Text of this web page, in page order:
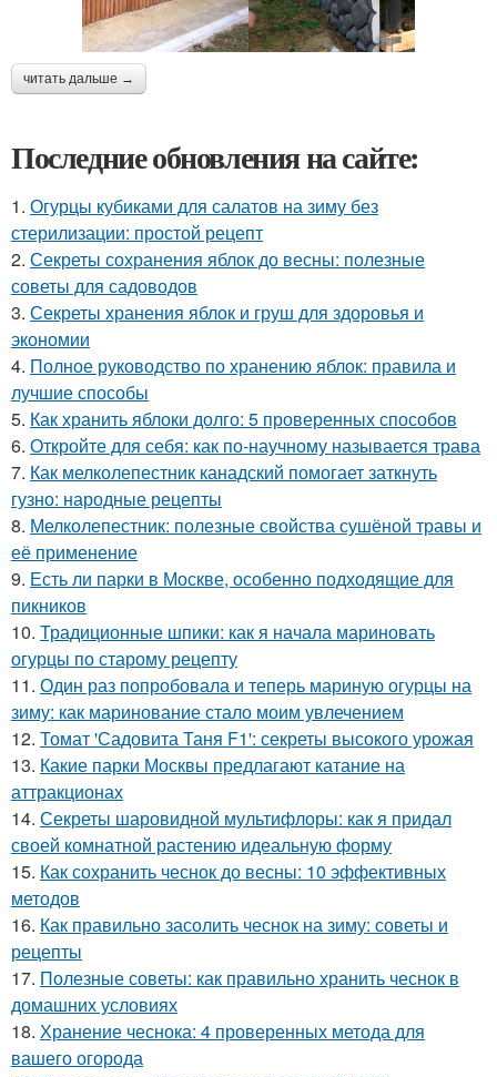
читать дальше →
Последние обновления на сайте:
1. Огурцы кубиками для салатов на зиму без
стерилизации: простой рецепт
2. Секреты сохранения яблок до весны: полезные
советы для садоводов
3. Секреты хранения яблок и груш для здоровья и
экономии
4. Полное руководство по хранению яблок: правила и
лучшие способы
5. Как хранить яблоки долго: 5 проверенных способов
6. Откройте для себя: как по-научному называется трава
7. Как мелколепестник канадский помогает заткнуть
гузно: народные рецепты
8. Мелколепестник: полезные свойства сушёной травы и
её применение
9. Есть ли парки в Москве, особенно подходящие для
пикников
10. Традиционные шпики: как я начала мариновать
огурцы по старому рецепту
11. Один раз попробовала и теперь мариную огурцы на
зиму: как маринование стало моим увлечением
12. Томат 'Садовита Таня F1': секреты высокого урожая
13. Какие парки Москвы предлагают катание на
аттракционах
14. Секреты шаровидной мультифлоры: как я придал
своей комнатной растению идеальную форму
15. Как сохранить чеснок до весны: 10 эффективных
методов
16. Как правильно засолить чеснок на зиму: советы и
рецепты
17. Полезные советы: как правильно хранить чеснок в
домашних условиях
18. Хранение чеснока: 4 проверенных метода для
вашего огорода